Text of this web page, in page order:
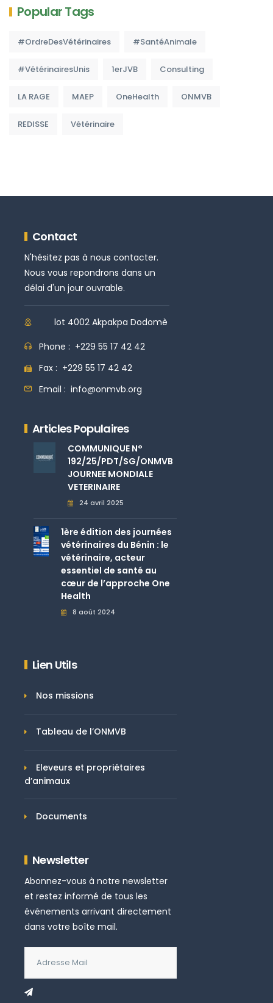
Popular Tags
#OrdreDesVétérinaires #SantéAnimale
#VétérinairesUnis 1erJVB Consulting
LA RAGE MAEP OneHealth ONMVB
REDISSE Vétérinaire
Contact
N'hésitez pas à nous contacter.
Nous vous repondrons dans un
délai d'un jour ouvrable.
lot 4002 Akpakpa Dodomè
Phone : +229 55 17 42 42
Fax : +229 55 17 42 42
Email : info@onmvb.org
Articles Populaires
COMMUNIQUE N°
192/25/PDT/SG/ONMVB
JOURNEE MONDIALE
VETERINAIRE
24 avril 2025
1ère édition des journées
vétérinaires du Bénin : le
vétérinaire, acteur
essentiel de santé au
cœur de l’approche One
Health
8 août 2024
Lien Utils
Nos missions
Tableau de l’ONMVB
Eleveurs et propriétaires
d’animaux
Documents
Newsletter
Abonnez-vous à notre newsletter
et restez informé de tous les
événements arrivant directement
dans votre boîte mail.